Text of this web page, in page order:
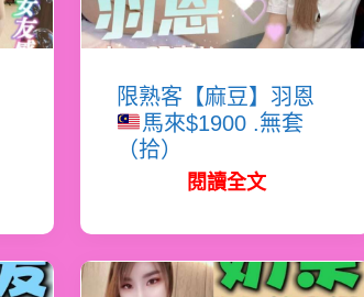
限熟客【麻豆】羽恩
馬來$1900 .無套
（拾）
閱讀全文